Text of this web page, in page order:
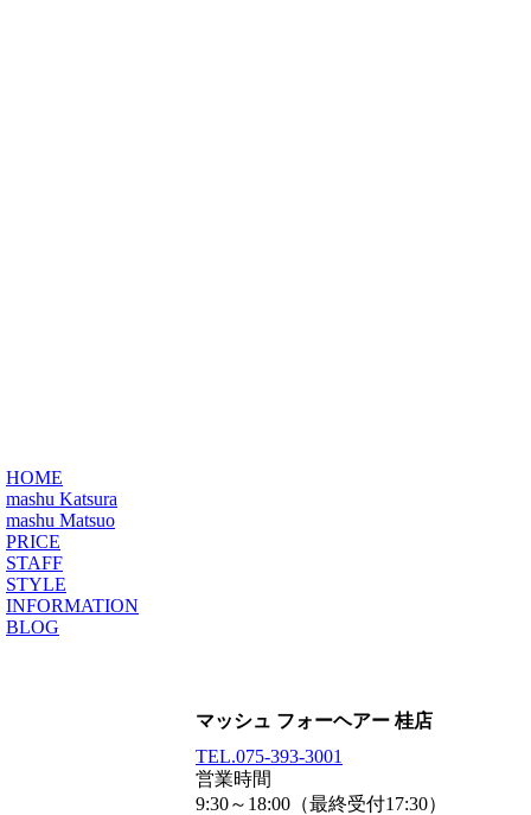
HOME
mashu Katsura
mashu Matsuo
PRICE
STAFF
STYLE
INFORMATION
BLOG
マッシュ フォーヘアー 桂店
TEL.075-393-3001
営業時間
9:30～18:00（最終受付17:30）